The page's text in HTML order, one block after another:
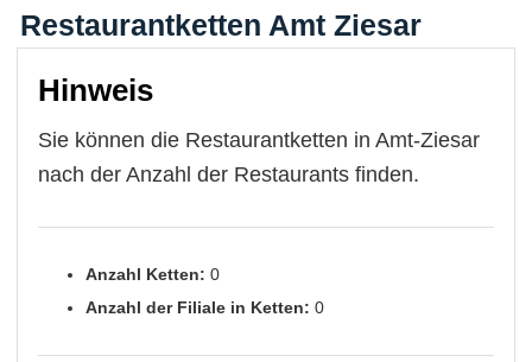
Restaurantketten Amt Ziesar
Hinweis
Sie können die Restaurantketten in Amt-Ziesar
nach der Anzahl der Restaurants finden.
Anzahl Ketten: 0
Anzahl der Filiale in Ketten: 0